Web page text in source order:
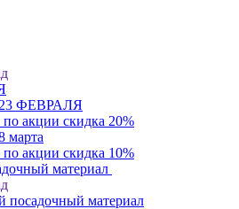
ФЕВРАЛЯ
акции скидка 20%
марта
акции скидка 10%
материал
посадочный материал